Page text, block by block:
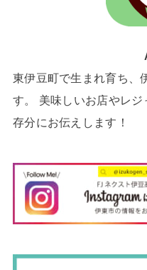
東伊豆町で生まれ育ち、
す。 美味しいお店やレ
存分にお伝えします！